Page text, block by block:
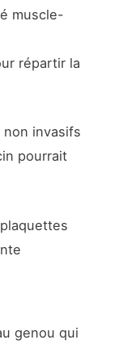
muscle-
répartir la
invasifs
pourrait
genou qui